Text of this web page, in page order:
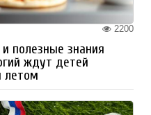
2200
полезные знания
ждут детей
летом